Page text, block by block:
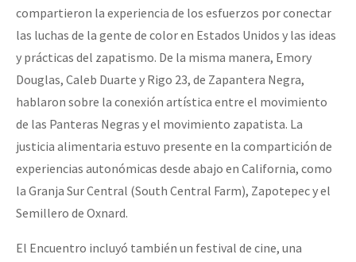
compartieron la experiencia de los esfuerzos por conectar
las luchas de la gente de color en Estados Unidos y las ideas
y prácticas del zapatismo. De la misma manera, Emory
Douglas, Caleb Duarte y Rigo 23, de Zapantera Negra,
hablaron sobre la conexión artística entre el movimiento
de las Panteras Negras y el movimiento zapatista. La
justicia alimentaria estuvo presente en la compartición de
experiencias autonómicas desde abajo en California, como
la Granja Sur Central (South Central Farm), Zapotepec y el
Semillero de Oxnard.
El Encuentro incluyó también un festival de cine, una